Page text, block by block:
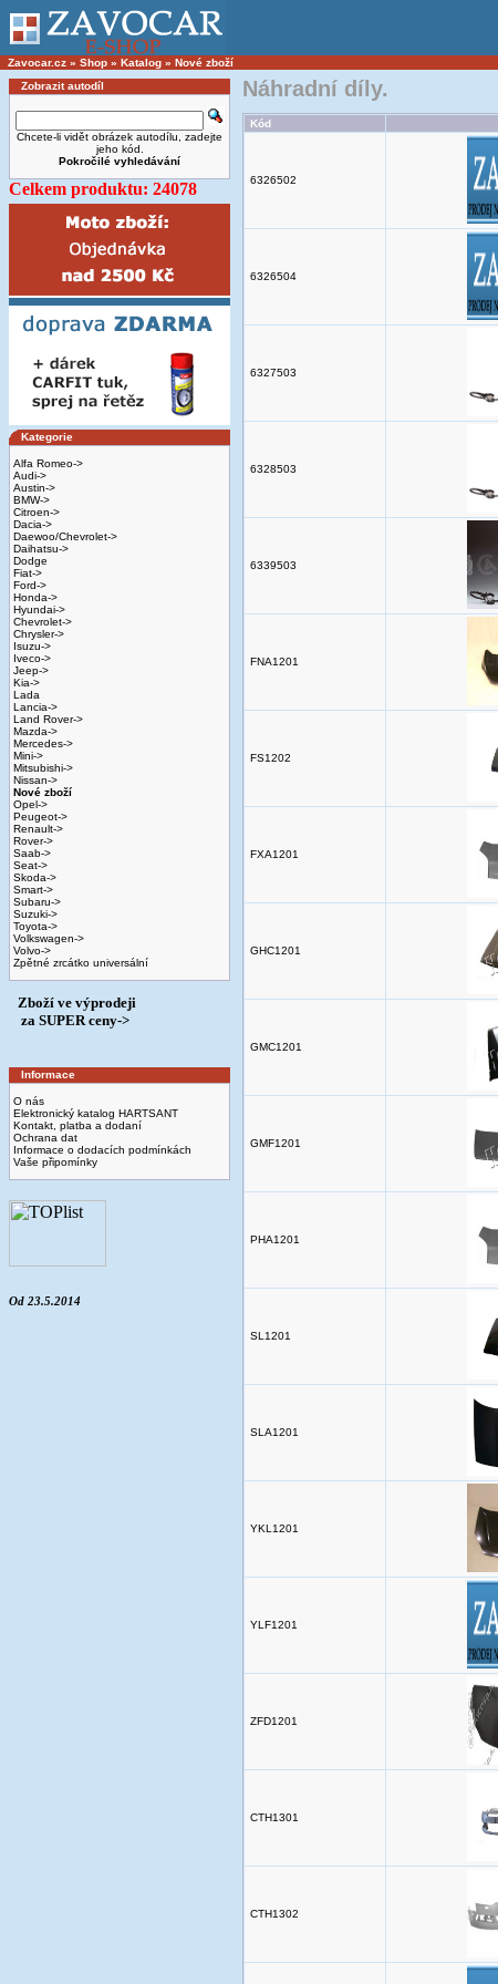
Zavocar.cz » Shop » Katalog » Nové zboží
Zobrazit autodíl
Chcete-li vidět obrázek autodílu, zadejte
jeho kód.
Pokročilé vyhledávání
Celkem produktu: 24078
Kategorie
Alfa Romeo->
Audi->
Austin->
BMW->
Citroen->
Dacia->
Daewoo/Chevrolet->
Daihatsu->
Dodge
Fiat->
Ford->
Honda->
Hyundai->
Chevrolet->
Chrysler->
Isuzu->
Iveco->
Jeep->
Kia->
Lada
Lancia->
Land Rover->
Mazda->
Mercedes->
Mini->
Mitsubishi->
Nissan->
Nové zboží
Opel->
Peugeot->
Renault->
Rover->
Saab->
Seat->
Skoda->
Smart->
Subaru->
Suzuki->
Toyota->
Volkswagen->
Volvo->
Zpětné zrcátko universální
Zboží ve výprodeji
­ za SUPER ceny->
Informace
O nás
Elektronický katalog HARTSANT
Kontakt, platba a dodaní
Ochrana dat
Informace o dodacích podmínkách
Vaše připomínky
Od 23.5.2014
Náhradní díly.
Kód
6326502
6326504
6327503
6328503
6339503
FNA1201
FS1202
FXA1201
GHC1201
GMC1201
GMF1201
PHA1201
SL1201
SLA1201
YKL1201
YLF1201
ZFD1201
CTH1301
CTH1302